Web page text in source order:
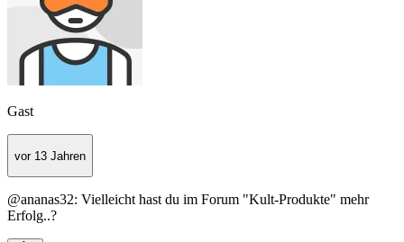
Gast
vor 13 Jahren
@ananas32: Vielleicht hast du im Forum "Kult-Produkte" mehr
Erfolg..?